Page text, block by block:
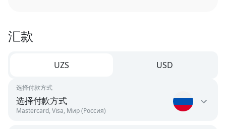
汇款
选择付款方式
选择付款方式
Mastercard, Visa, Мир (Россия)
UZS USD